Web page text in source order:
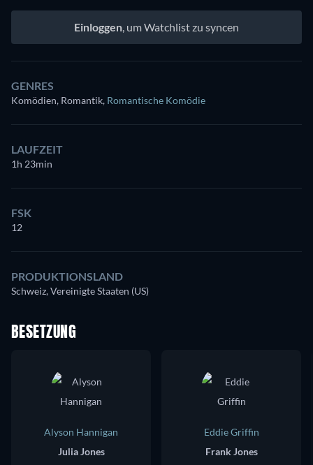
Einloggen, um Watchlist zu syncen
GENRES
Komödien, Romantik, Romantische Komödie
LAUFZEIT
1h 23min
FSK
12
PRODUKTIONSLAND
Schweiz, Vereinigte Staaten (US)
BESETZUNG
Alyson Hannigan
Julia Jones
Eddie Griffin
Frank Jones